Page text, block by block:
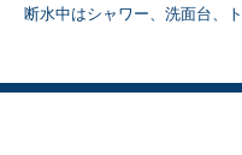
断水中はシャワー、洗面台、